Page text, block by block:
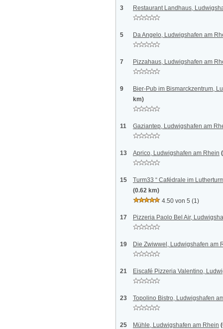
3 Restaurant Landhaus,
5 Da Angelo, Ludwigshafen am
7 Pizzahaus, Ludwigshafen am
9
Bier-Pub im Bismarckzentrum,
km)
11 Gaziantep, Ludwigshafen am
13 Aprico, Ludwigshafen am Rhein
15
Turm33 “ Cafédrale im
(0.62 km)
4.50 von 5 (1)
17 Pizzeria Paolo Bel Air,
19 Die Zwiwwel, Ludwigshafen am
21 Eiscafé Pizzeria Valentino,
23 Topolino Bistro, Ludwigshafen
25 Mühle, Ludwigshafen am Rhein